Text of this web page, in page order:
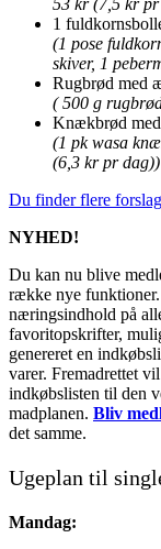
53 kr (7,5 kr
1
(1 pose
skiver, 1
Rugbrød med
( 500 g
Knækbrød
(1 pk wasa
(6,3 kr pr dag))
Du finder flere
NYHED!
Du kan nu blive
række nye funktioner.
næringsindhold på
favoritopskrifter,
genereret en
varer. Fremadrettet
indkøbslisten til den
madplanen. Bliv
det samme.
Ugeplan til
Mandag: